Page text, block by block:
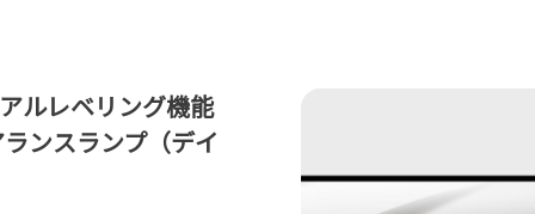
ルレベリング機能
ンスランプ（デイ